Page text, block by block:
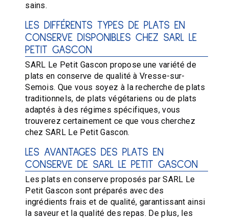
sains.
LES DIFFÉRENTS TYPES DE PLATS EN
CONSERVE DISPONIBLES CHEZ SARL LE
PETIT GASCON
SARL Le Petit Gascon propose une variété de
plats en conserve de qualité à Vresse-sur-
Semois. Que vous soyez à la recherche de plats
traditionnels, de plats végétariens ou de plats
adaptés à des régimes spécifiques, vous
trouverez certainement ce que vous cherchez
chez SARL Le Petit Gascon.
LES AVANTAGES DES PLATS EN
CONSERVE DE SARL LE PETIT GASCON
Les plats en conserve proposés par SARL Le
Petit Gascon sont préparés avec des
ingrédients frais et de qualité, garantissant ainsi
la saveur et la qualité des repas. De plus, les